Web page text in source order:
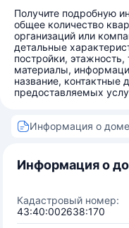
Получите подробную
общее количество
организаций или
детальные
постройки,
материалы,
название, контактные
предоставляемых
Информация о доме
Информация о
Кадастровый номер:
43:40:002638:170